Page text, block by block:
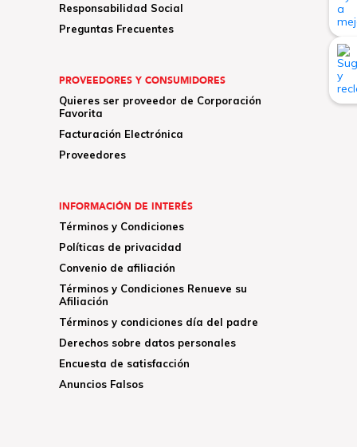
Responsabilidad Social
Preguntas Frecuentes
PROVEEDORES Y CONSUMIDORES
Quieres ser proveedor de Corporación
Favorita
Facturación Electrónica
Proveedores
INFORMACIÓN DE INTERÉS
Términos y Condiciones
Políticas de privacidad
Convenio de afiliación
Términos y Condiciones Renueve su
Afiliación
Términos y condiciones día del padre
Derechos sobre datos personales
Encuesta de satisfacción
Anuncios Falsos